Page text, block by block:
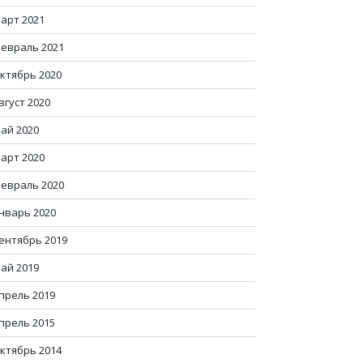
2021
2021
2020
2020
2020
2020
2020
2020
2019
2019
2019
2015
2014